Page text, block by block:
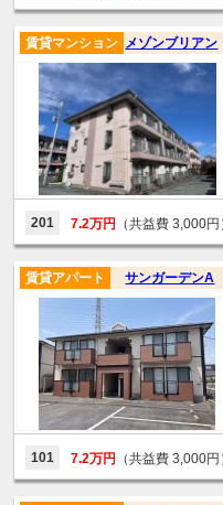
メゾンブリアン
賃貸マンション
201 7.2万円 （共益費 3,000
サンガーデンA
賃貸アパート
101 7.2万円 （共益費 3,000